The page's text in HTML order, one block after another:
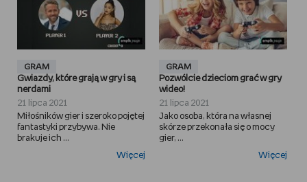
GRAM
Gwiazdy, które grają w gry i są
nerdami
21 lipca 2021
Miłośników gier i szeroko pojętej
fantastyki przybywa. Nie
brakuje ich ...
Więcej
GRAM
Pozwólcie dzieciom grać w gry
wideo!
21 lipca 2021
Jako osoba, która na własnej
skórze przekonała się o mocy
gier, ...
Więcej